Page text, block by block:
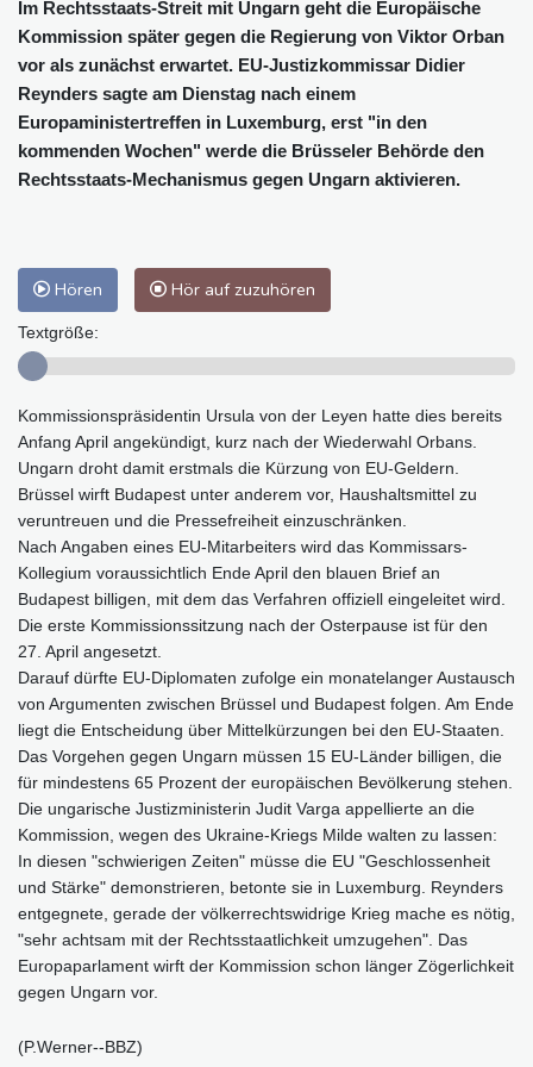
Im Rechtsstaats-Streit mit Ungarn geht die Europäische
Kommission später gegen die Regierung von Viktor Orban
vor als zunächst erwartet. EU-Justizkommissar Didier
Reynders sagte am Dienstag nach einem
Europaministertreffen in Luxemburg, erst "in den
kommenden Wochen" werde die Brüsseler Behörde den
Rechtsstaats-Mechanismus gegen Ungarn aktivieren.
Hören Hör auf zuzuhören
Textgröße:
Kommissionspräsidentin Ursula von der Leyen hatte dies bereits
Anfang April angekündigt, kurz nach der Wiederwahl Orbans.
Ungarn droht damit erstmals die Kürzung von EU-Geldern.
Brüssel wirft Budapest unter anderem vor, Haushaltsmittel zu
veruntreuen und die Pressefreiheit einzuschränken.
Nach Angaben eines EU-Mitarbeiters wird das Kommissars-
Kollegium voraussichtlich Ende April den blauen Brief an
Budapest billigen, mit dem das Verfahren offiziell eingeleitet wird.
Die erste Kommissionssitzung nach der Osterpause ist für den
27. April angesetzt.
Darauf dürfte EU-Diplomaten zufolge ein monatelanger Austausch
von Argumenten zwischen Brüssel und Budapest folgen. Am Ende
liegt die Entscheidung über Mittelkürzungen bei den EU-Staaten.
Das Vorgehen gegen Ungarn müssen 15 EU-Länder billigen, die
für mindestens 65 Prozent der europäischen Bevölkerung stehen.
Die ungarische Justizministerin Judit Varga appellierte an die
Kommission, wegen des Ukraine-Kriegs Milde walten zu lassen:
In diesen "schwierigen Zeiten" müsse die EU "Geschlossenheit
und Stärke" demonstrieren, betonte sie in Luxemburg. Reynders
entgegnete, gerade der völkerrechtswidrige Krieg mache es nötig,
"sehr achtsam mit der Rechtsstaatlichkeit umzugehen". Das
Europaparlament wirft der Kommission schon länger Zögerlichkeit
gegen Ungarn vor.
(P.Werner--BBZ)